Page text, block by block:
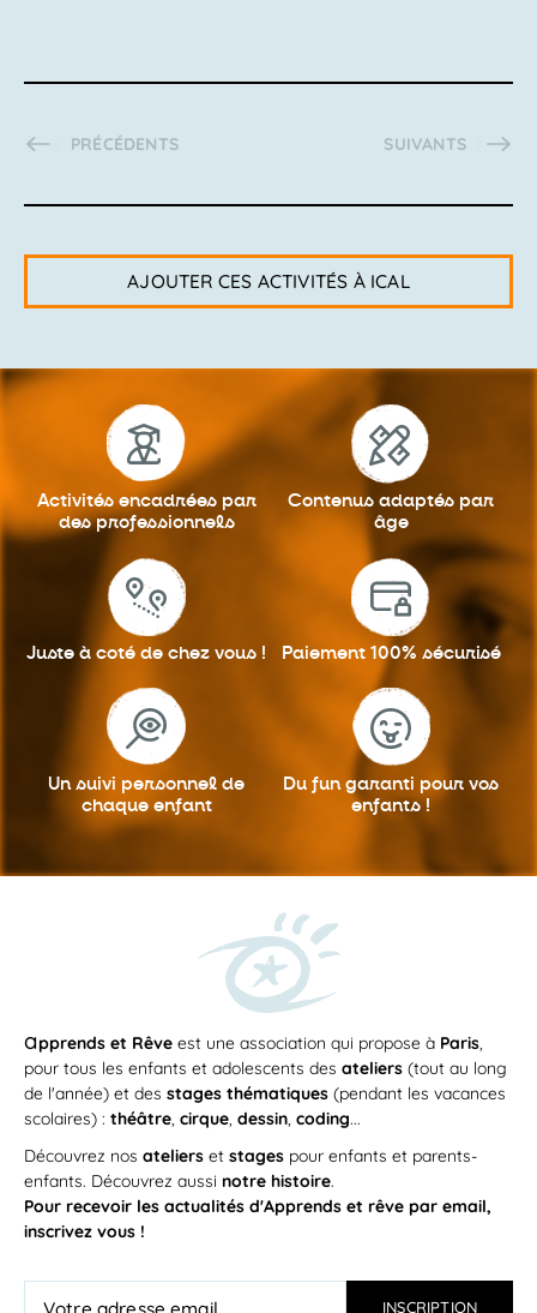
ACTIVITÉS
PRÉCÉDENTS ACTIVITÉS
SUIVANTS
AJOUTER CES ACTIVITÉS À ICAL
Activités encadrées par
des professionnels
Contenus adaptés par
âge
Juste à coté de chez vous ! Paiement 100% sécurisé
Un suivi personnel de
chaque enfant
Du fun garanti pour vos
enfants !
apprends et Rêve est une association qui propose à Paris,
pour tous les enfants et adolescents des ateliers (tout au long
de l'année) et des stages thématiques (pendant les vacances
scolaires) : théâtre, cirque, dessin, coding...
Découvrez nos ateliers et stages pour enfants et parents-
enfants. Découvrez aussi notre histoire.
Pour recevoir les actualités d'Apprends et rêve par email,
inscrivez vous !